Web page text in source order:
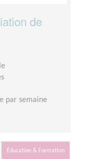
de
par semaine
Éducation & Formation